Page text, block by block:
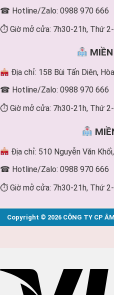
☎ Hotline/Zalo: 0988 970 666
⏱ Giờ mở cửa: 7h30-21h, Thứ
Địa chỉ: 158 Bùi Tấn Diên,
☎ Hotline/Zalo: 0988 970 666
⏱ Giờ mở cửa: 7h30-21h, Thứ
Địa chỉ: 510 Nguyễn Văn
☎ Hotline/Zalo: 0988 970 666
⏱ Giờ mở cửa: 7h30-21h, Thứ
Copyright © 2026 CÔNG TY CP